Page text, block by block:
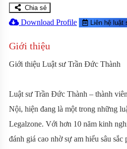
Chia sẻ
Download Profile Liên hệ luật
Giới thiệu
Giới thiệu Luật sư Trần Đức Thành
Luật sư Trần Đức Thành – thành
Nội, hiện đang là một trong những
Legalzone. Với hơn 10 năm kinh
đánh giá cao nhờ sự am hiểu sâu